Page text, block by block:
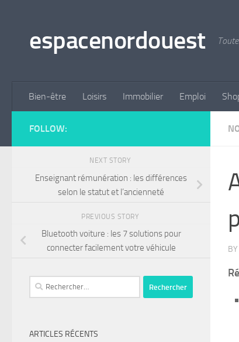
espacenordouest
Bien-être Loisirs Immobilier Emploi
BY
FOLLOW:
NEXT STORY
Enseignant rémunération : les différences
selon le statut et l’ancienneté
PREVIOUS STORY
Bluetooth voiture : les 7 solutions pour
connecter facilement votre véhicule
ARTICLES RÉCENTS